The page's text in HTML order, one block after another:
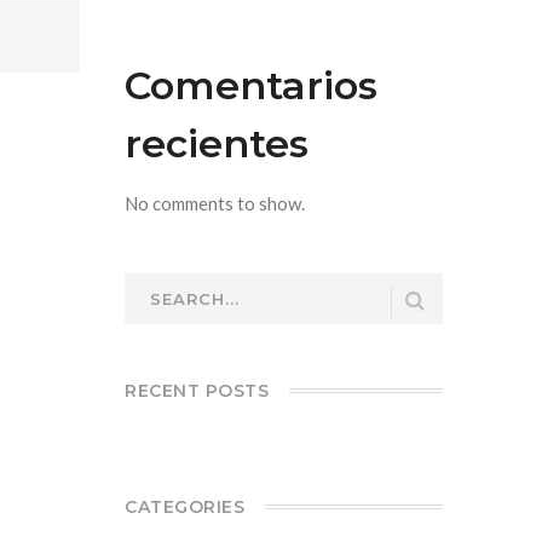
Comentarios
recientes
No comments to show.
RECENT POSTS
CATEGORIES